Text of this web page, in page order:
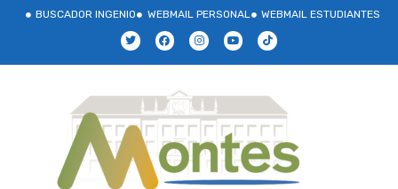
BUSCADOR INGENIO
WEBMAIL PERSONAL WEBMAIL ESTUDIANTES